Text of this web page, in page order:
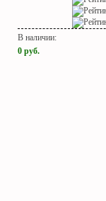
В наличии:
0 руб.